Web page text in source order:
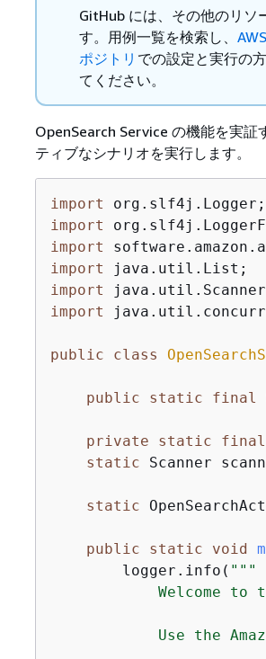
GitHub には、その他のリソ
す。用例一覧を検索し、
ポジトリ での設定と実行の
てください。
OpenSearch Service の機能を実証
ティブなシナリオを実行します。
import
import
import
import
import
import
public class
public static final
private static final
static Scanner
static
public static void
        logger.info(
"" "
Welcome to
Use the